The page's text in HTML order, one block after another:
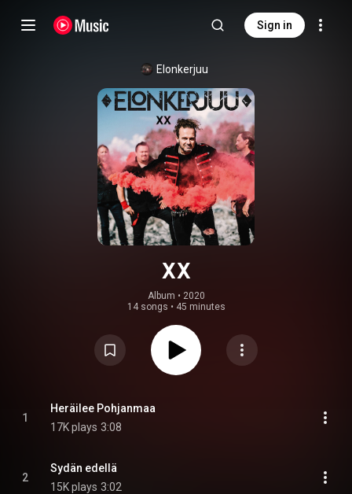
Sign in
Elonkerjuu
XX
Album • 2020
14 songs • 45 minutes
1
Heräilee Pohjanmaa
17K plays 3:08
2
Sydän edellä
15K plays 3:02